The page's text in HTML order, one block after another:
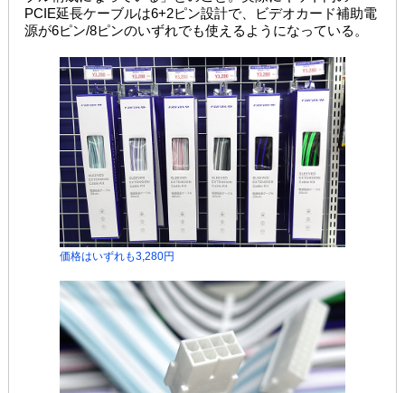
PCIE延長ケーブルは6+2ピン設計で、ビデオカード補助電
源が6ピン/8ピンのいずれでも使えるようになっている。
価格はいずれも3,280円